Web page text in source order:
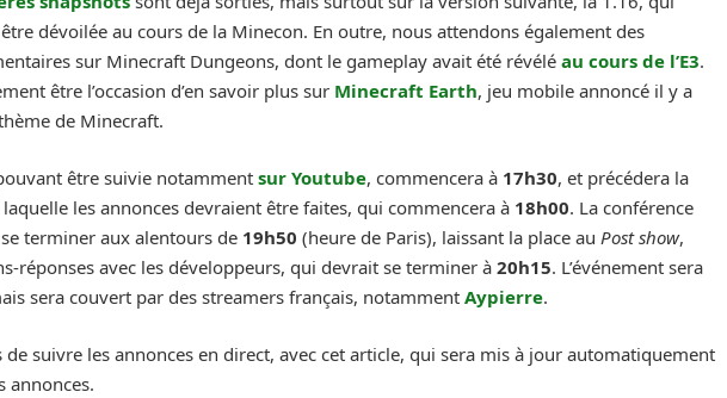
dévoilée au cours de la Minecon. En outre, nous attendons également des
sur Minecraft Dungeons, dont le gameplay avait été révéléau cours de l’E3.
être l’occasion d’en savoir plus sur Minecraft Earth, jeu mobile annoncé il y a
de Minecraft.
être suivie notammentsur Youtube, commencera à 17h30, et précédera la
les annonces devraient être faites, qui commencera à 18h00. La conférence
terminer aux alentours de 19h50 (heure de Paris), laissant la place auPost show,
réponses avec les développeurs, qui devrait se terminer à20h15. L’événement sera
sera couvert par des streamers français, notammentAypierre.
suivre les annonces en direct, avec cet article, qui sera mis à jour automatiquement
annonces.